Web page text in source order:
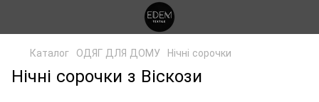
Каталог ОДЯГ ДЛЯ ДОМУ Нічні сорочки
Нічні сорочки з Віскози